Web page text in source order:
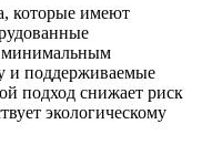
которые имеют
минимальным
и поддерживаемые
подход снижает риск
экологическому